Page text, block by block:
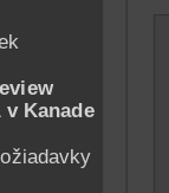
v Kanade